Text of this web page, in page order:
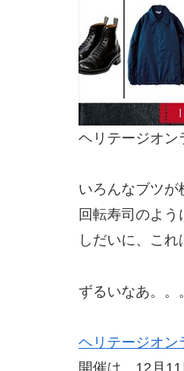
ヘリテージオン
いろんなブツが
回転寿司のよう
しだいに、これ
ずるいなあ。。。
ヘリテージオン